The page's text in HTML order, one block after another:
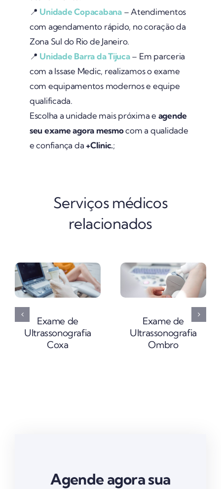
📍 Unidade Copacabana– Atendimentos
com agendamento rápido, no coração da
Zona Sul do Rio de Janeiro.
📍 Unidade Barra da Tijuca– Em parceria
com a Issase Medic, realizamos o exame
com equipamentos modernos e equipe
qualificada.
Escolha a unidade mais próxima e agende
seu exame agora mesmocom a qualidade
e confiança da +Clinic.;
Serviços médicos
relacionados
Exame de
Ultrassonografia
Coxa
Exame de
Ultrassonografia
Ombro
Agende agora sua